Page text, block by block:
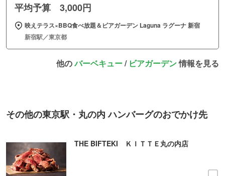
平均予算 3,000円
映えテラス×BBQ食べ放題＆ビアガーデン Laguna ラグーナ 新宿
新宿駅／東京都
他のバーベキュー/ ビアガーデン情報を見る
その他の東京駅・丸の内 ハンバーグのおでかけ先
THE BIFTEKI ＫＩＴＴＥ丸の内店